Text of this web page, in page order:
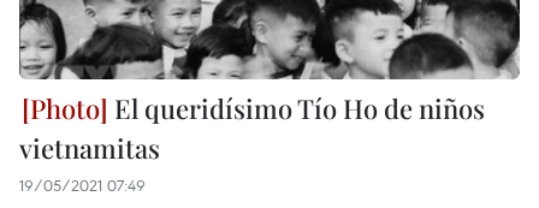
El queridísimo Tío Ho de niños
vietnamitas
19/05/2021 07:49